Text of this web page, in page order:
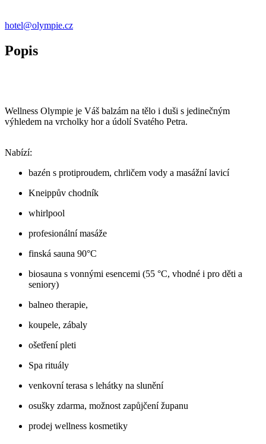
hotel@olympie.cz
Popis
Wellness Olympie je Váš balzám na tělo i duši s jedinečným
výhledem na vrcholky hor a údolí Svatého Petra.
Nabízí:
bazén s protiproudem, chrličem vody a masážní lavicí
Kneippův chodník
whirlpool
profesionální masáže
finská sauna 90°C
biosauna s vonnými esencemi (55 °C, vhodné i pro děti a
seniory)
balneo therapie,
koupele, zábaly
ošetření pleti
Spa rituály
venkovní terasa s lehátky na slunění
osušky zdarma, možnost zapůjčení županu
prodej wellness kosmetiky